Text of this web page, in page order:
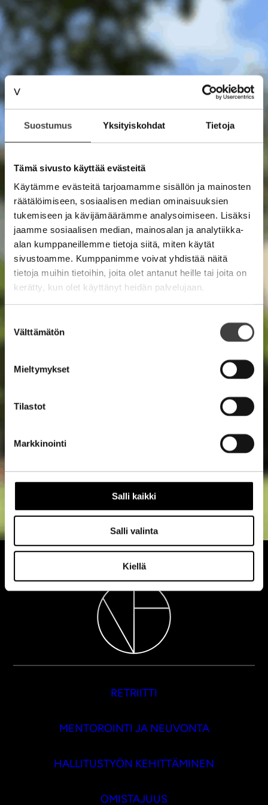
Suostumus Yksityiskohdat Tietoja
Tämä sivusto käyttää evästeitä
Käytämme evästeitä tarjoamamme sisällön ja mainosten
räätälöimiseen, sosiaalisen median ominaisuuksien
tukemiseen ja kävijämäärämme analysoimiseen. Lisäksi
jaamme sosiaalisen median, mainosalan ja analytiikka-
alan kumppaneillemme tietoja siitä, miten käytät
sivustoamme. Kumppanimme voivat yhdistää näitä
tietoja muihin tietoihin, joita olet antanut heille tai joita on
kerätty, kun olet käyttänyt heidän palvelujaan.
valinta
Välttämätön
Mieltymykset
Tilastot
Markkinointi
Salli kaikki
Salli valinta
Kiellä
RETRIITTI
MENTOROINTI JA NEUVONTA
HALLITUSTYÖN KEHITTÄMINEN
OMISTAJUUS